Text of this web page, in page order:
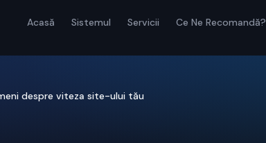
Acasă Sistemul Servicii Ce Ne Recomandă?
despre viteza site-ului tău